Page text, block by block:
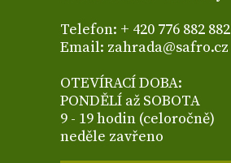
Telefon: + 420 776 882 882
Email: zahrada@safro.cz
OTEVÍRACÍ DOBA:
PONDĚLÍ až SOBOTA
9 - 19 hodin (celoročně)
neděle zavřeno